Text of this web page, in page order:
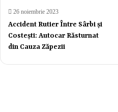
26 noiembrie 2023
Accident Rutier Între Sârbi și
Costești: Autocar Răsturnat
din Cauza Zăpezii